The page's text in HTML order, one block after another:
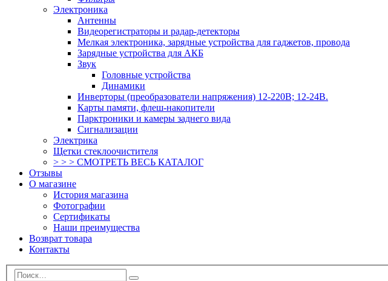
Электроника
Антенны
Видеорегистраторы и радар-детекторы
Мелкая электроника, зарядные устройства для гаджетов, провода
Зарядные устройства для АКБ
Звук
Головные устройства
Динамики
Инверторы (преобразователи напряжения) 12-220В; 12-24В.
Карты памяти, флеш-накопители
Парктроники и камеры заднего вида
Сигнализации
Электрика
Щетки стеклоочистителя
> > > СМОТРЕТЬ ВЕСЬ КАТАЛОГ
Отзывы
О магазине
История магазина
Фотографии
Сертификаты
Наши преимущества
Возврат товара
Контакты